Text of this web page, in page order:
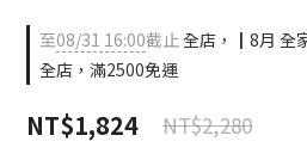
至08/31 16:00截止全店，┃8月 全
全店，滿2500免運
NT$1,824 NT$2,280